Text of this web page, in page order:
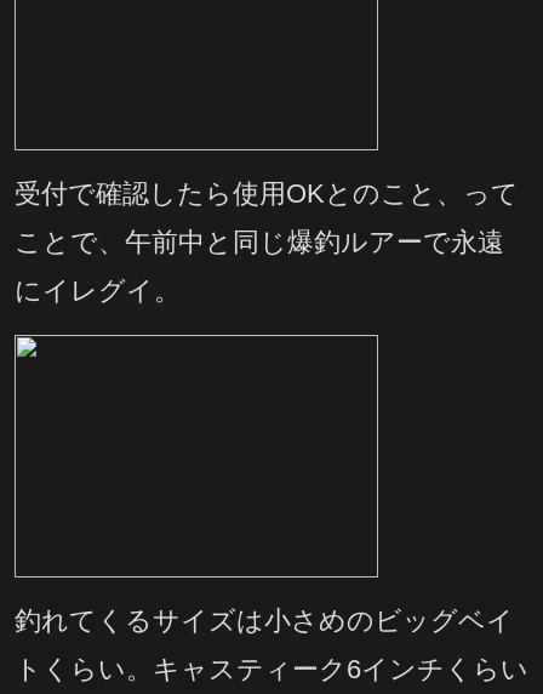
受付で確認したら使用OKとのこと、って
ことで、午前中と同じ爆釣ルアーで永遠
にイレグイ。
釣れてくるサイズは小さめのビッグベイ
トくらい。キャスティーク6インチくらい